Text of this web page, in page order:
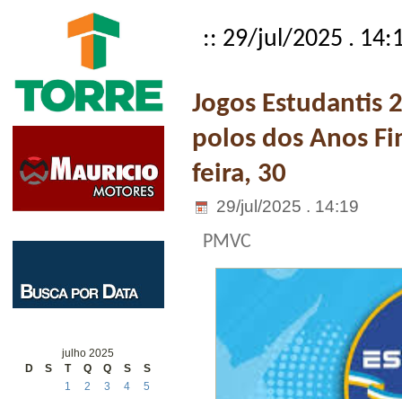
julho 2025
D
S T Q Q S S
1 2 3 4
5
:: 29/jul/2025 .
Jogos Estudantis
polos dos Anos
feira, 30
29/jul/2025 . 14:19
PMVC